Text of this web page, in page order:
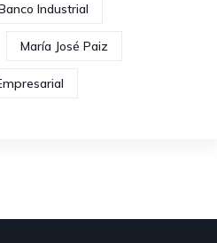
Industrial
María José Paiz